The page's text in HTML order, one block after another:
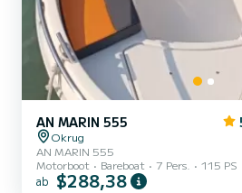
AN MARIN 555
Okrug
AN MARIN 555
Motorboot
Bareboat 7 Pers. 115 PS
ab $288,38